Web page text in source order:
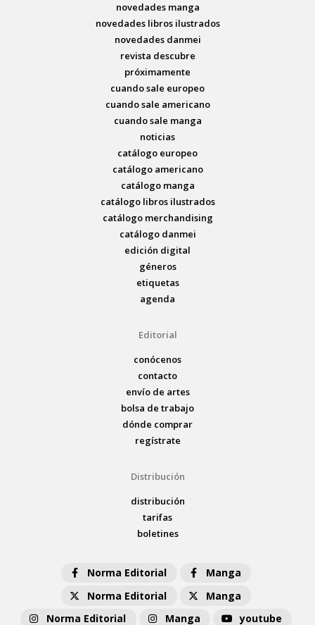
novedades manga
novedades libros ilustrados
novedades danmei
revista descubre
próximamente
cuando sale europeo
cuando sale americano
cuando sale manga
noticias
catálogo europeo
catálogo americano
catálogo manga
catálogo libros ilustrados
catálogo merchandising
catálogo danmei
edición digital
géneros
etiquetas
agenda
Editorial
conócenos
contacto
envío de artes
bolsa de trabajo
dónde comprar
regístrate
Distribución
distribución
tarifas
boletines
Norma Editorial
Manga
Norma Editorial
Manga
Norma Editorial
Manga youtube